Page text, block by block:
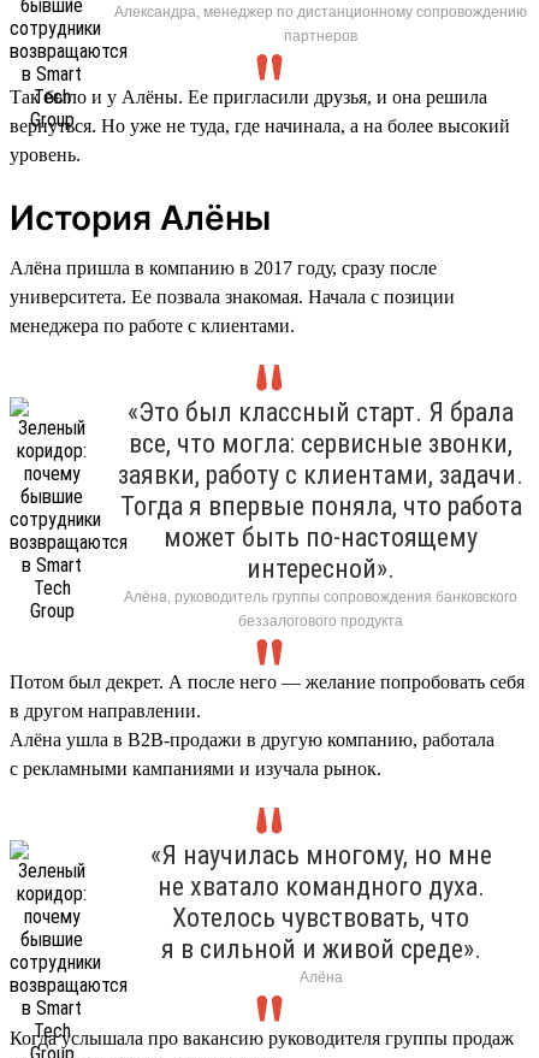
Александра, менеджер по дистанционному сопровождению
партнеров
Так было и у Алёны. Ее пригласили друзья, и она решила
вернуться. Но уже не туда, где начинала, а на более высокий
уровень.
История Алёны
Алёна пришла в компанию в 2017 году, сразу после
университета. Ее позвала знакомая. Начала с позиции
менеджера по работе с клиентами.
«Это был классный старт. Я брала
все, что могла: сервисные звонки,
заявки, работу с клиентами, задачи.
Тогда я впервые поняла, что работа
может быть по-настоящему
интересной».
Алёна, руководитель группы сопровождения банковского
беззалогового продукта
Потом был декрет. А после него — желание попробовать себя
в другом направлении.
Алёна ушла в B2B-продажи в другую компанию, работала
с рекламными кампаниями и изучала рынок.
«Я научилась многому, но мне
не хватало командного духа.
Хотелось чувствовать, что
я в сильной и живой среде».
Алёна
Когда услышала про вакансию руководителя группы продаж